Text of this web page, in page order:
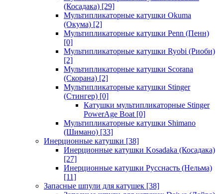
(Косадака) [29]
Мультипликаторные катушки Okuma
(Окума) [2]
Мультипликаторные катушки Penn (Пенн)
[0]
Мультипликаторные катушки Ryobi (Риоби)
[2]
Мультипликаторные катушки Scorana
(Скорана) [2]
Мультипликаторные катушки Stinger
(Стингер) [0]
Катушки мультипликаторные Stinger
PowerAge Boat [0]
Мультипликаторные катушки Shimano
(Шимано) [33]
Инерционные катушки [38]
Инерционные катушки Kosadaka (Косадака)
[27]
Инерционные катушки Русснасть (Нельма)
[11]
Запасные шпули для катушек [38]